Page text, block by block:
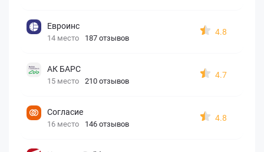
Евроинс
14 место 187 отзывов
4.8
АК БАРС
15 место 210 отзывов
4.7
Согласие
16 место 146 отзывов
4.8